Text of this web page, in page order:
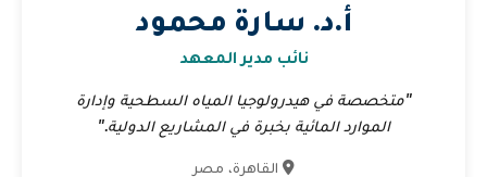
أ.د. سارة محمود
نائب مدير المعهد
"متخصصة في هيدرولوجيا المياه السطحية وإدارة
الموارد المائية بخبرة في المشاريع الدولية."
القاهرة، مصر